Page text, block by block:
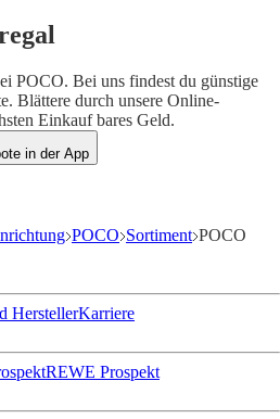
POCO. Bei uns findest du günstige
Blättere durch unsere Online-
Einkauf bares Geld.
in der App
POCO Sortiment POCO
HerstellerKarriere
REWE Prospekt